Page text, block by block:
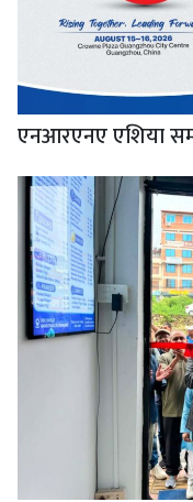
एनआरएनए एशिया